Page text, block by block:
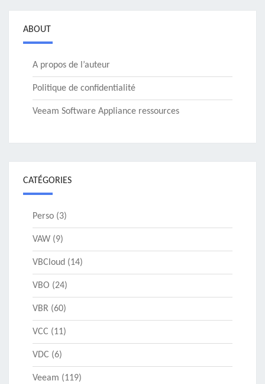
ABOUT
A propos de l’auteur
Politique de confidentialité
Veeam Software Appliance ressources
CATÉGORIES
Perso (3)
VAW (9)
VBCloud (14)
VBO (24)
VBR (60)
VCC (11)
VDC (6)
Veeam (119)